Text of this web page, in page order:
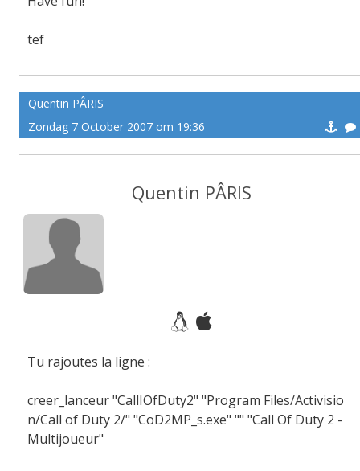
tef
Quentin PÂRIS
Zondag 7 October 2007 om 19:36
Quentin PÂRIS
Tu rajoutes la ligne :
creer_lanceur "CallIOfDuty2" "Program Files/Activisio
n/Call of Duty 2/" "CoD2MP_s.exe" "" "Call Of Duty 2 -
Multijoueur"